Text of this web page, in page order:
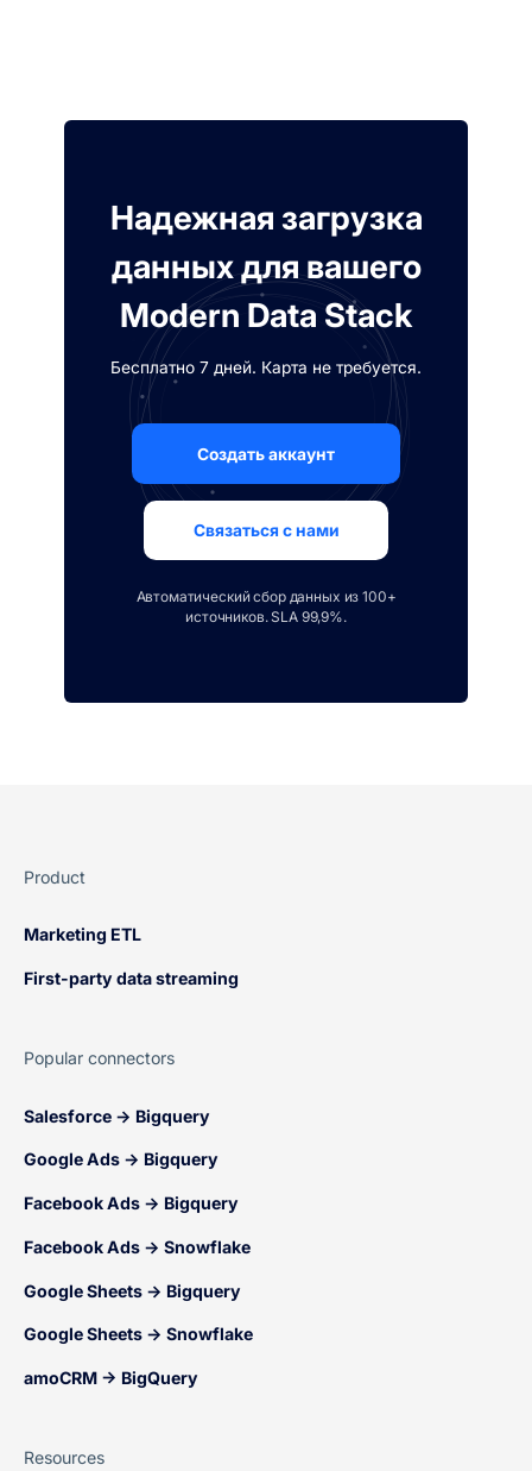
Надежная загрузка
данных для вашего
Modern Data Stack
Бесплатно 7 дней. Карта не требуется.
Создать аккаунт
Связаться с нами
Автоматический сбор данных из 100+
источников. SLA 99,9%.
Product
Marketing ETL
First-party data streaming
Popular connectors
Salesforce → Bigquery
Google Ads → Bigquery
Facebook Ads → Bigquery
Facebook Ads → Snowflake
Google Sheets → Bigquery
Google Sheets → Snowflake
amoCRM → BigQuery
Resources